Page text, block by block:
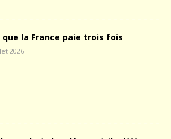
que la France paie trois fois
2026